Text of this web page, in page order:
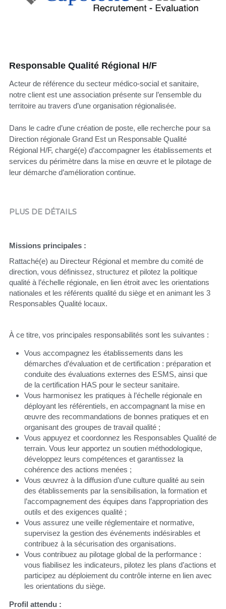
Responsable Qualité Régional H/F
Acteur de référence du secteur médico-social et sanitaire,
notre client est une association présente sur l’ensemble du
territoire au travers d’une organisation régionalisée.
Dans le cadre d’une création de poste, elle recherche pour sa
Direction régionale Grand Est un Responsable Qualité
Régional H/F, chargé(e) d’accompagner les établissements et
services du périmètre dans la mise en œuvre et le pilotage de
leur démarche d’amélioration continue.
PLUS DE DÉTAILS
Missions principales :
Rattaché(e) au Directeur Régional et membre du comité de
direction, vous définissez, structurez et pilotez la politique
qualité à l’échelle régionale, en lien étroit avec les orientations
nationales et les référents qualité du siège et en animant les 3
Responsables Qualité locaux.
À ce titre, vos principales responsabilités sont les suivantes :
Vous accompagnez les établissements dans les
démarches d’évaluation et de certification : préparation et
conduite des évaluations externes des ESMS, ainsi que
de la certification HAS pour le secteur sanitaire.
Vous harmonisez les pratiques à l’échelle régionale en
déployant les référentiels, en accompagnant la mise en
œuvre des recommandations de bonnes pratiques et en
organisant des groupes de travail qualité ;
Vous appuyez et coordonnez les Responsables Qualité de
terrain. Vous leur apportez un soutien méthodologique,
développez leurs compétences et garantissez la
cohérence des actions menées ;
Vous œuvrez à la diffusion d’une culture qualité au sein
des établissements par la sensibilisation, la formation et
l’accompagnement des équipes dans l’appropriation des
outils et des exigences qualité ;
Vous assurez une veille réglementaire et normative,
supervisez la gestion des événements indésirables et
contribuez à la sécurisation des organisations.
Vous contribuez au pilotage global de la performance :
vous fiabilisez les indicateurs, pilotez les plans d’actions et
participez au déploiement du contrôle interne en lien avec
les orientations du siège.
Profil attendu :